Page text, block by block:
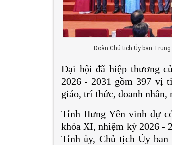
Đoàn Chủ tịch Ủy ban
Đại hội đã hiệp thương
2026 - 2031 gồm 397 vị
giáo, trí thức, doanh
Tỉnh Hưng Yên vinh dự
khóa XI, nhiệm kỳ 2026 -
Tỉnh ủy, Chủ tịch Ủy